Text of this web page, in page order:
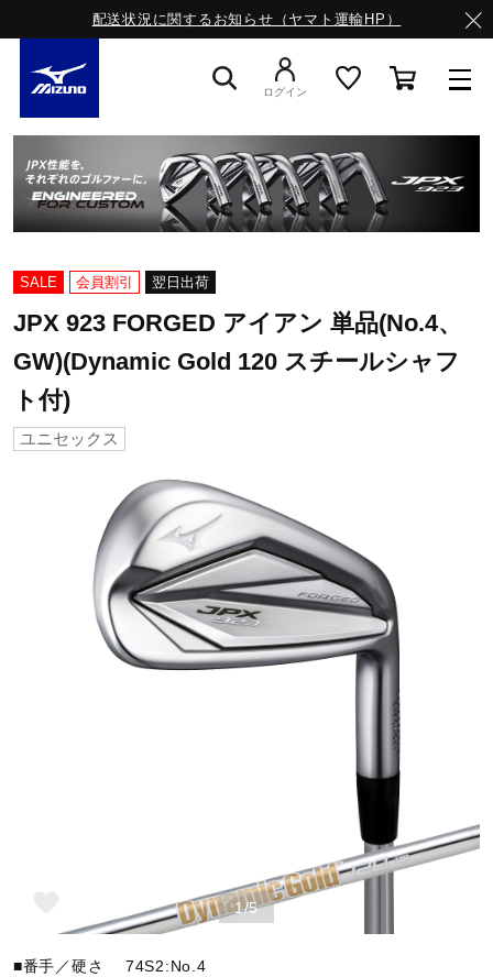
配送状況に関するお知らせ（ヤマト運輸HP）
スニーカー
ライフスタイルウエア
ランニング
トレーニング
野球
ゴルフ
テニス／ソフトテニス
バドミントン
ログイン
SALE 会員割引 翌日出荷
JPX 923 FORGED アイアン 単品(No.4、
GW)(Dynamic Gold 120 スチールシャフ
ト付)
ユニセックス
1/5
■番手／硬さ 74S2:No.4